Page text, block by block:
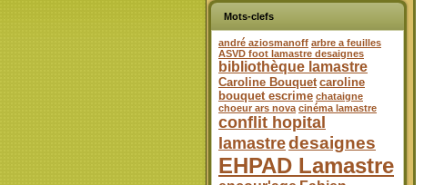
Mots-clefs
andré aziosmanoff arbre a feuilles
ASVD foot lamastre desaignes
bibliothèque lamastre
Caroline Bouquet caroline
bouquet escrime chataigne
choeur ars nova cinéma lamastre
conflit hopital
lamastredesaignes
EHPAD Lamastre